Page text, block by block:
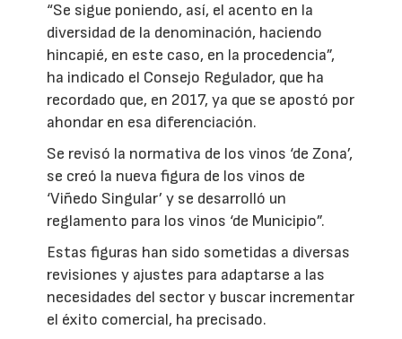
“Se sigue poniendo, así, el acento en la
diversidad de la denominación, haciendo
hincapié, en este caso, en la procedencia”,
ha indicado el Consejo Regulador, que ha
recordado que, en 2017, ya que se apostó por
ahondar en esa diferenciación.
Se revisó la normativa de los vinos ‘de Zona’,
se creó la nueva figura de los vinos de
‘Viñedo Singular’ y se desarrolló un
reglamento para los vinos ‘de Municipio”.
Estas figuras han sido sometidas a diversas
revisiones y ajustes para adaptarse a las
necesidades del sector y buscar incrementar
el éxito comercial, ha precisado.